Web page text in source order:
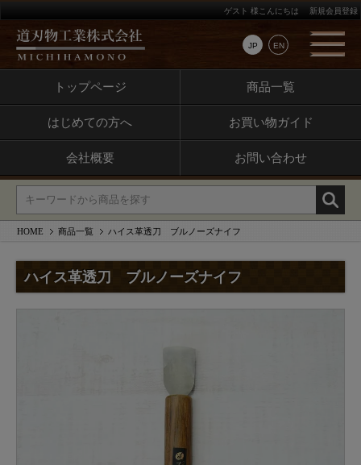
JP EN
ゲスト 様こんにちは 新規会員登録
トップページ 商品一覧
はじめての方へ お買い物ガイド
会社概要 お問い合わせ
HOME 商品一覧 ハイス革透刀 ブルノーズナイフ
ハイス革透刀 ブルノーズナイフ